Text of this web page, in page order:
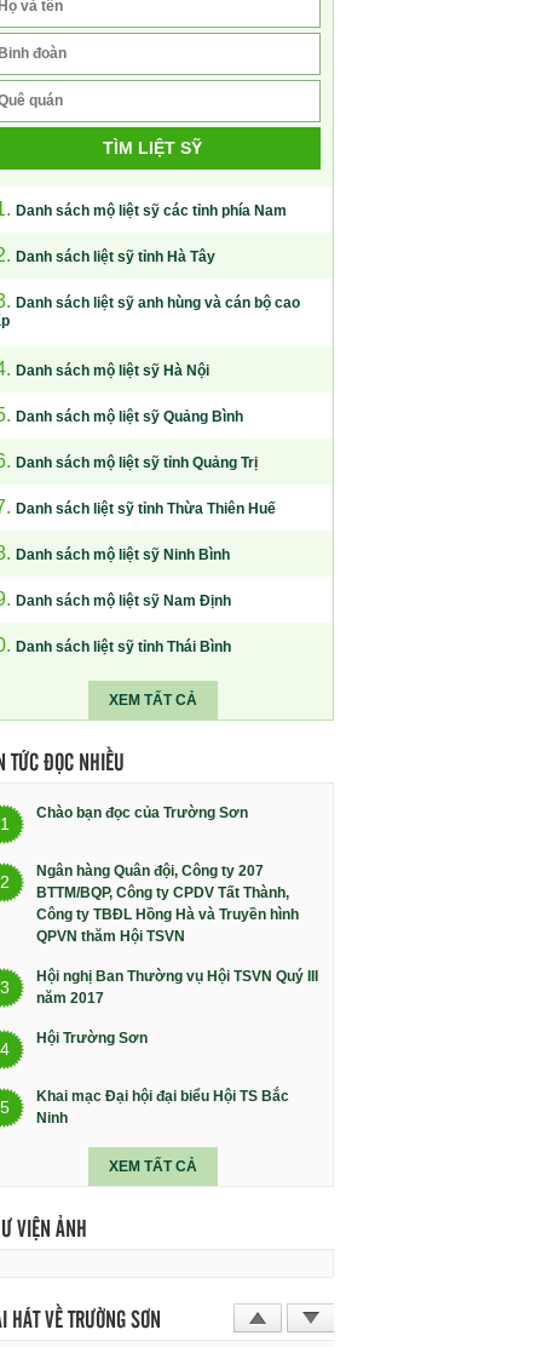
TÌM LIỆT SỸ
Danh sách mộ liệt sỹ các tỉnh phía Nam
Danh sách liệt sỹ tỉnh Hà Tây
Danh sách liệt sỹ anh hùng và cán bộ cao
Danh sách mộ liệt sỹ Hà Nội
Danh sách mộ liệt sỹ Quảng Bình
Danh sách mộ liệt sỹ tỉnh Quảng Trị
Danh sách liệt sỹ tỉnh Thừa Thiên Huế
Danh sách mộ liệt sỹ Ninh Bình
Danh sách mộ liệt sỹ Nam Định
Danh sách liệt sỹ tỉnh Thái Bình
XEM TẤT CẢ
TỨC ĐỌC NHIỀU
1
Chào bạn đọc của Trường Sơn
2
Ngân hàng Quân đội, Công ty 207
BTTM/BQP, Công ty CPDV Tất Thành,
Công ty TBĐL Hồng Hà và Truyền hình
QPVN thăm Hội TSVN
3
Hội nghị Ban Thường vụ Hội TSVN Quý III
năm 2017
4
Hội Trường Sơn
5
Khai mạc Đại hội đại biểu Hội TS Bắc
Ninh
XEM TẤT CẢ
VIỆN ẢNH
HÁT VỀ TRƯỜNG SƠN